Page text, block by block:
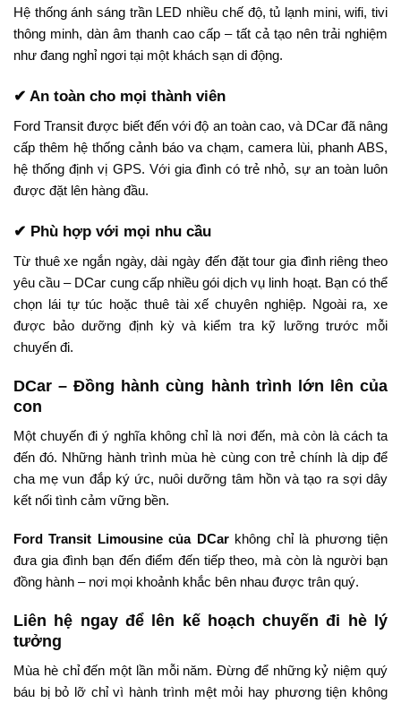
Hệ thống ánh sáng trần LED nhiều chế độ, tủ lạnh mini, wifi, tivi
thông minh, dàn âm thanh cao cấp – tất cả tạo nên trải nghiệm
như đang nghỉ ngơi tại một khách sạn di động.
✔ An toàn cho mọi thành viên
Ford Transit được biết đến với độ an toàn cao, và DCar đã nâng
cấp thêm hệ thống cảnh báo va chạm, camera lùi, phanh ABS,
hệ thống định vị GPS. Với gia đình có trẻ nhỏ, sự an toàn luôn
được đặt lên hàng đầu.
✔ Phù hợp với mọi nhu cầu
Từ thuê xe ngắn ngày, dài ngày đến đặt tour gia đình riêng theo
yêu cầu – DCar cung cấp nhiều gói dịch vụ linh hoạt. Bạn có thể
chọn lái tự túc hoặc thuê tài xế chuyên nghiệp. Ngoài ra, xe
được bảo dưỡng định kỳ và kiểm tra kỹ lưỡng trước mỗi
chuyến đi.
DCar – Đồng hành cùng hành trình lớn lên của
con
Một chuyến đi ý nghĩa không chỉ là nơi đến, mà còn là cách ta
đến đó. Những hành trình mùa hè cùng con trẻ chính là dịp để
cha mẹ vun đắp ký ức, nuôi dưỡng tâm hồn và tạo ra sợi dây
kết nối tình cảm vững bền.
Ford Transit Limousine của DCarkhông chỉ là phương tiện
đưa gia đình bạn đến điểm đến tiếp theo, mà còn là người bạn
đồng hành – nơi mọi khoảnh khắc bên nhau được trân quý.
Liên hệ ngay để lên kế hoạch chuyến đi hè lý
tưởng
Mùa hè chỉ đến một lần mỗi năm. Đừng để những kỷ niệm quý
báu bị bỏ lỡ chỉ vì hành trình mệt mỏi hay phương tiện không